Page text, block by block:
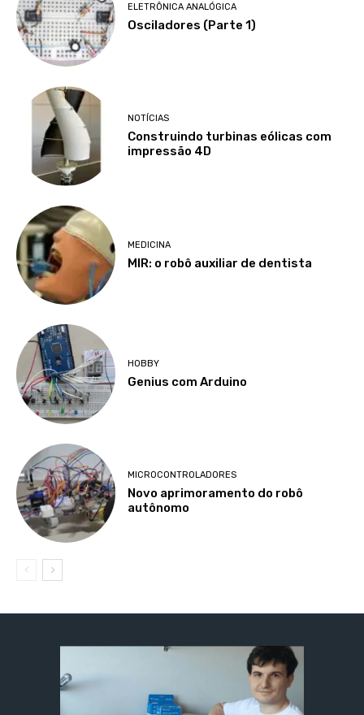
ELETRÔNICA ANALÓGICA
Osciladores (Parte 1)
NOTÍCIAS
Construindo turbinas eólicas com
impressão 4D
MEDICINA
MIR: o robô auxiliar de dentista
HOBBY
Genius com Arduino
MICROCONTROLADORES
Novo aprimoramento do robô
autônomo